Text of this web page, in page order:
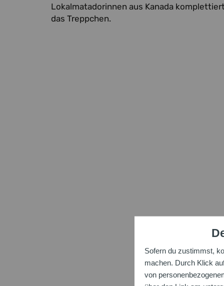
Sofern du zustimmst,
machen. Durch Klick
von
Lokalmatadorinnen aus Kanada
das Treppchen.